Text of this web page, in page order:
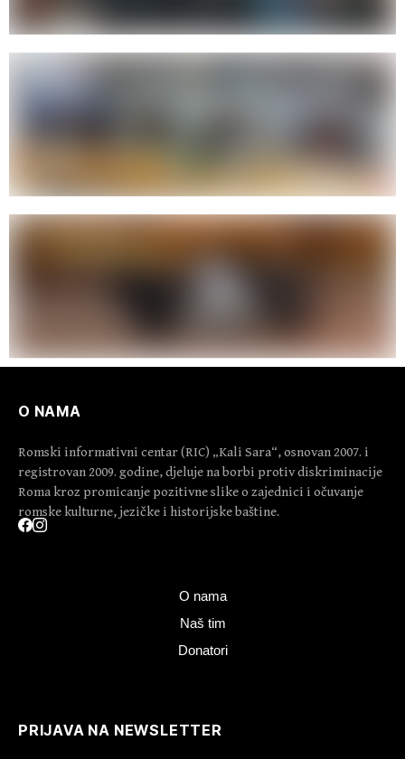
O NAMA
Romski informativni centar (RIC) „Kali Sara“, osnovan 2007. i
registrovan 2009. godine, djeluje na borbi protiv diskriminacije
Roma kroz promicanje pozitivne slike o zajednici i očuvanje
romske kulturne, jezičke i historijske baštine.
O nama
Naš tim
Donatori
PRIJAVA NA NEWSLETTER